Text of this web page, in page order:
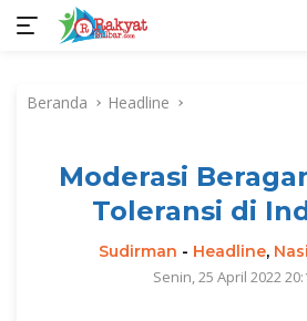
kontenBeranda Headline
Moderasi
Toleransi di
Sudirman - Headline,
Senin, 25 April 2022